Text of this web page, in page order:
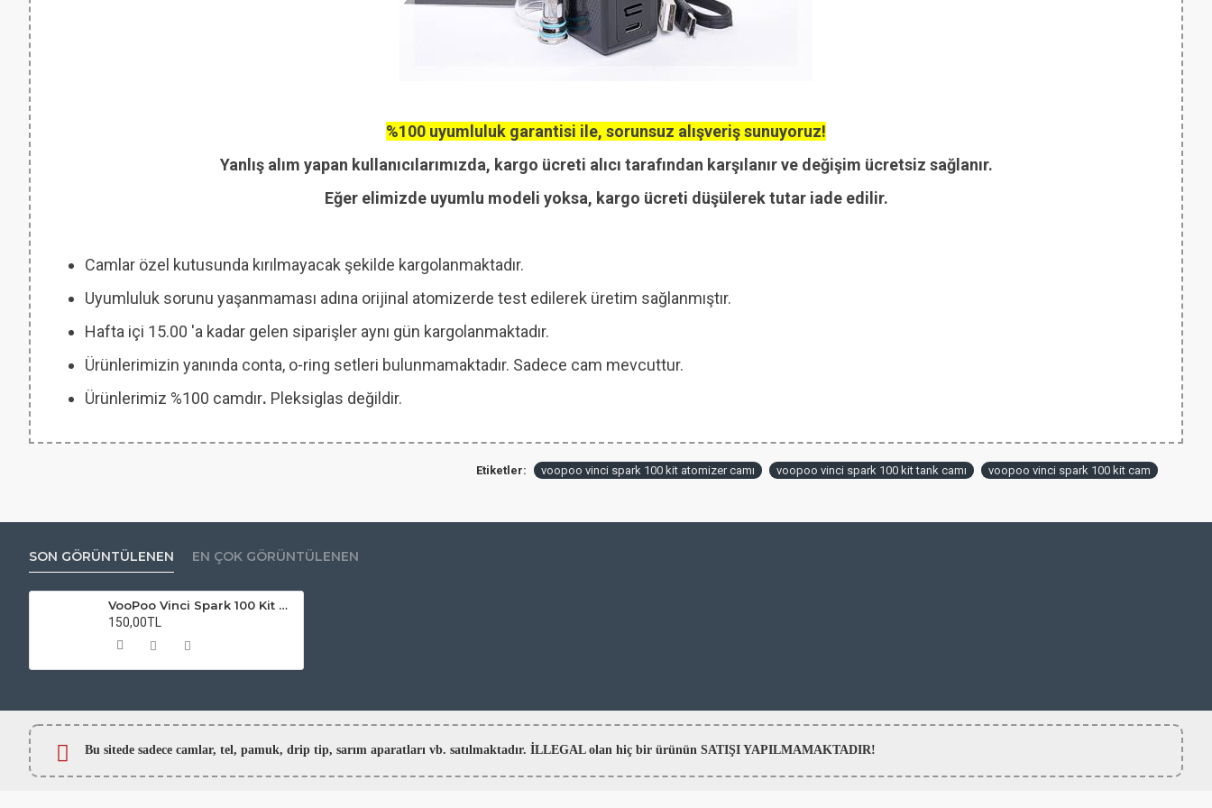
%100 uyumluluk garantisi ile, sorunsuz alışveriş sunuyoruz!
Yanlış alım yapan kullanıcılarımızda, kargo ücreti alıcı tarafından karşılanır ve değişim ücretsiz sağlanır.
Eğer elimizde uyumlu modeli yoksa, kargo ücreti düşülerek tutar iade edilir.
Camlar özel kutusunda kırılmayacak şekilde kargolanmaktadır.
Uyumluluk sorunu yaşanmaması adına orijinal atomizerde test edilerek üretim sağlanmıştır.
Hafta içi 15.00 'a kadar gelen siparişler aynı gün kargolanmaktadır.
Ürünlerimizin yanında conta, o-ring setleri bulunmamaktadır. Sadece cam mevcuttur.
Ürünlerimiz %100 camdır. Pleksiglas değildir.
Etiketler: voopoo vinci spark 100 kit atomizer camı voopoo vinci spark 100 kit tank camı voopoo vinci spark 100 kit cam
SON GÖRÜNTÜLENEN EN ÇOK GÖRÜNTÜLENEN
VooPoo Vinci Spark 100 Kit Atomizer Camı
150,00TL
Bu sitede sadece camlar, tel, pamuk, drip tip, sarım aparatları vb. satılmaktadır. İLLEGAL olan hiç bir ürünün SATIŞI YAPILMAMAKTADIR!